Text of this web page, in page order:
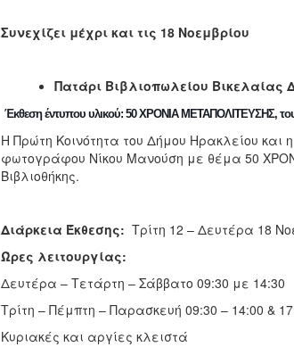
Συνεχίζει μέχρι και τις 18 Νοεμβρίου
Πατάρι Βιβλιοπωλείου Βικελαίας
Έκθεση έντυπου υλικού: 50 ΧΡΟΝΙΑ ΜΕΤΑΠΟΛΙΤΕΥΣΗΣ,
Η Πρώτη Κοινότητα του Δήμου Ηρακλείου
φωτογράφου Νίκου Μανούση με θέμα 50
Βιβλιοθήκης.
Διάρκεια Έκθεσης: Τρίτη 12 – Δευτέρα 18
Ώρες λειτουργίας:
Δευτέρα – Τετάρτη – Σάββατο 09:30 με 14:30
Τρίτη – Πέμπτη – Παρασκευή 09:30 – 14:00 &
Κυριακές και αργίες κλειστά